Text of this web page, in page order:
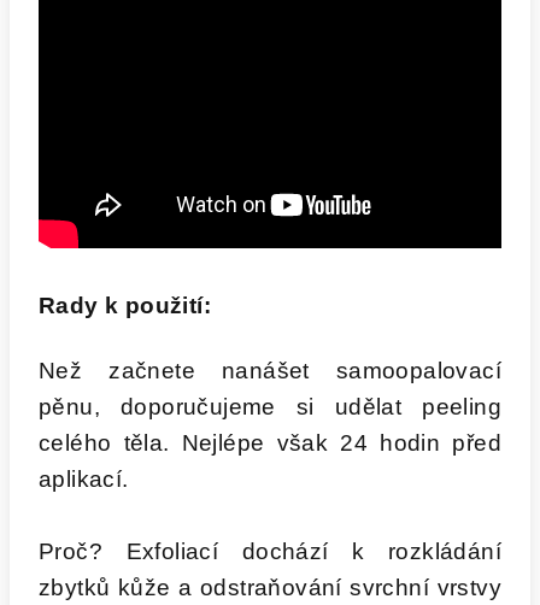
Rady k použití:
Než začnete nanášet samoopalovací
pěnu, doporučujeme si udělat peeling
celého těla. Nejlépe však 24 hodin před
aplikací.
Proč?
Exfoliací dochází k rozkládání
zbytků kůže a odstraňování svrchní vrstvy